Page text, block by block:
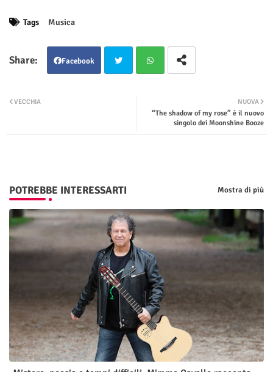
Tags Musica
Facebook
tsap
NUOVA
“The shadow of my rose” è il nuovo
singolo dei Moonshine Booze
VECCHIA
POTREBBE INTERESSARTI Mostra di più